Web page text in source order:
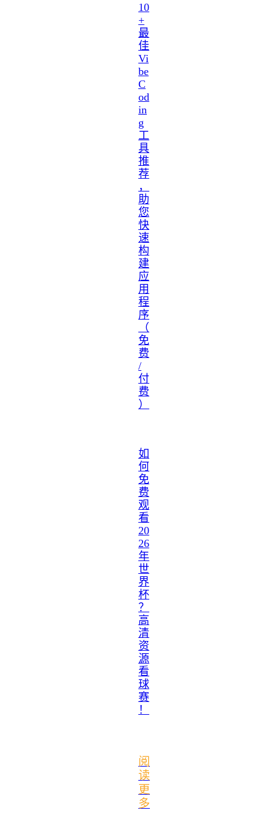
10
+
最
佳
Vi
be
C
od
in
g
工
具
推
荐
，
助
您
快
速
构
建
应
用
程
序
（
免
费
/
付
费
）
如
何
免
费
观
看
20
26
年
世
界
杯
？
高
清
资
源
看
球
赛
！
阅
读
更
多